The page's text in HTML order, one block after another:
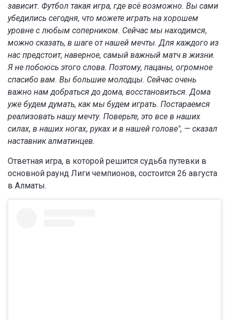
зависит. Футбол такая игра, где всё возможно. Вы сами
убедились сегодня, что можете играть на хорошем
уровне с любым соперником. Сейчас мы находимся,
можно сказать, в шаге от нашей мечты. Для каждого из
нас предстоит, наверное, самый важный матч в жизни.
Я не побоюсь этого слова. Поэтому, пацаны, огромное
спасибо вам. Вы большие молодцы. Сейчас очень
важно нам добраться до дома, восстановиться. Дома
уже будем думать, как мы будем играть. Постараемся
реализовать нашу мечту. Поверьте, это все в наших
силах, в наших ногах, руках и в нашей голове", — сказал
наставник алматинцев.
Ответная игра, в которой решится судьба путевки в
основной раунд Лиги чемпионов, состоится 26 августа
в Алматы.